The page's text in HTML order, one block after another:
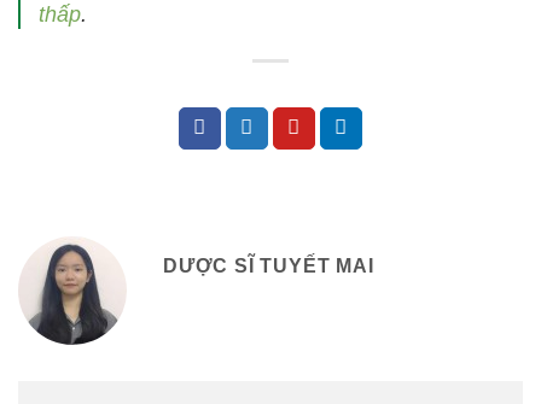
thấp.
DƯỢC SĨ TUYẾT MAI